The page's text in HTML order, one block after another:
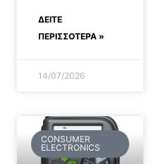
ΔΕΊΤΕ
ΠΕΡΙΣΣΟΤΕΡΑ »
14/07/2026
CONSUMER
ELECTRONICS